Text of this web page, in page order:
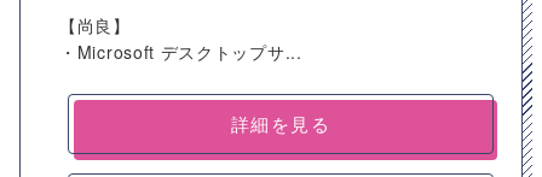
【尚良】
・Microsoft デスクトップサ...
詳細を見る